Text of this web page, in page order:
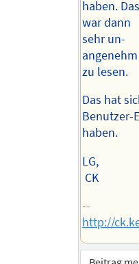
haben. Das
war dann
sehr un-
angenehm
zu lesen.
Das hat
Benutzer-
haben.
LG,
CK
--
http://